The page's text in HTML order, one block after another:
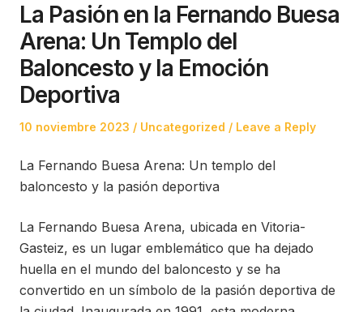
La Pasión en la Fernando Buesa
Arena: Un Templo del
Baloncesto y la Emoción
Deportiva
Posted
10 noviembre 2023
Posted
Uncategorized Leave a Reply
La Fernando Buesa Arena: Un templo del
baloncesto y la pasión deportiva
La Fernando Buesa Arena, ubicada en Vitoria-
Gasteiz, es un lugar emblemático que ha dejado
huella en el mundo del baloncesto y se ha
convertido en un símbolo de la pasión deportiva de